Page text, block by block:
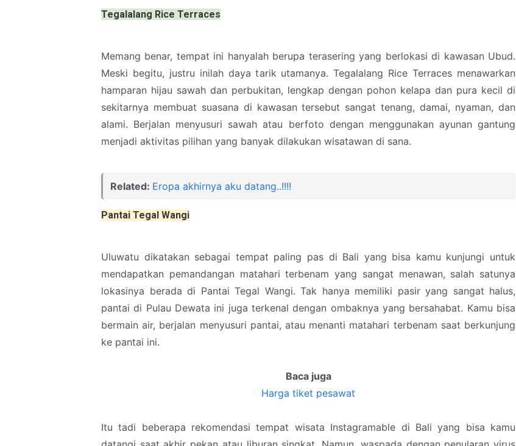
Tegalalang Rice Terraces
Memang benar, tempat ini hanyalah berupa terasering yang berlokasi di kawasan Ubud.
Meski begitu, justru inilah daya tarik utamanya. Tegalalang Rice Terraces menawarkan
hamparan hijau sawah dan perbukitan, lengkap dengan pohon kelapa dan pura kecil di
sekitarnya membuat suasana di kawasan tersebut sangat tenang, damai, nyaman, dan
alami. Berjalan menyusuri sawah atau berfoto dengan menggunakan ayunan gantung
menjadi aktivitas pilihan yang banyak dilakukan wisatawan di sana.
Related: Eropa akhirnya aku datang..!!!!
Pantai Tegal Wangi
Uluwatu dikatakan sebagai tempat paling pas di Bali yang bisa kamu kunjungi untuk
mendapatkan pemandangan matahari terbenam yang sangat menawan, salah satunya
lokasinya berada di Pantai Tegal Wangi. Tak hanya memiliki pasir yang sangat halus,
pantai di Pulau Dewata ini juga terkenal dengan ombaknya yang bersahabat. Kamu bisa
bermain air, berjalan menyusuri pantai, atau menanti matahari terbenam saat berkunjung
ke pantai ini.
Baca juga
Harga tiket pesawat
Itu tadi beberapa rekomendasi tempat wisata Instagramable di Bali yang bisa kamu